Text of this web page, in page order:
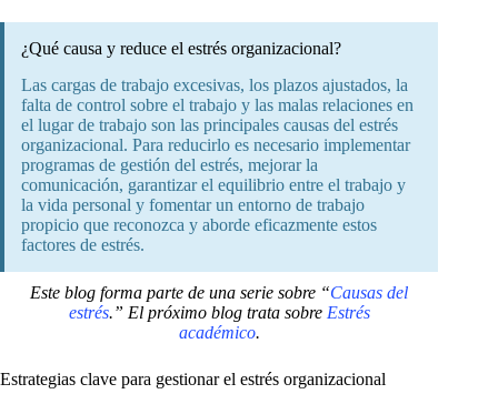
¿Qué causa y reduce el estrés organizacional?
Las cargas de trabajo excesivas, los plazos ajustados, la
falta de control sobre el trabajo y las malas relaciones en
el lugar de trabajo son las principales causas del estrés
organizacional. Para reducirlo es necesario implementar
programas de gestión del estrés, mejorar la
comunicación, garantizar el equilibrio entre el trabajo y
la vida personal y fomentar un entorno de trabajo
propicio que reconozca y aborde eficazmente estos
factores de estrés.
Este blog forma parte de una serie sobre “Causas del
estrés.” El próximo blog trata sobre Estrés
académico.
Estrategias clave para gestionar el estrés organizacional